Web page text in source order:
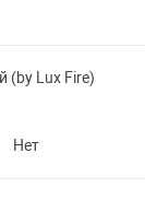
(by Lux Fire)
Нет